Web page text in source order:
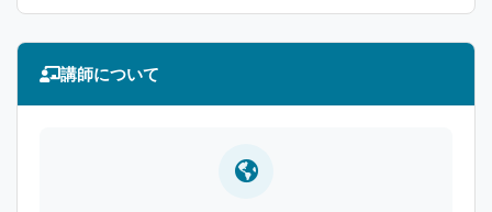
講師について